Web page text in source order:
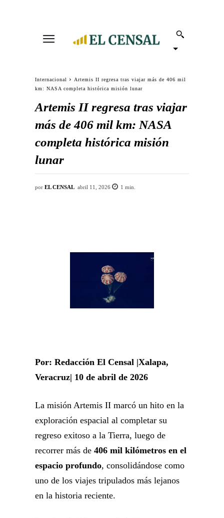
Internacional
Artemis II regresa tras viajar más de 406 mil
km: NASA completa histórica misión lunar
Artemis II regresa tras viajar
más de 406 mil km: NASA
completa histórica misión
lunar
por EL CENSAL abril 11, 2026 1 min.
Por: Redacción El Censal |Xalapa,
Veracruz| 10 de abril de 2026
La misión Artemis II marcó un hito en la
exploración espacial al completar su
regreso exitoso a la Tierra, luego de
recorrer más de 406 mil kilómetros en el
espacio profundo, consolidándose como
uno de los viajes tripulados más lejanos
en la historia reciente.